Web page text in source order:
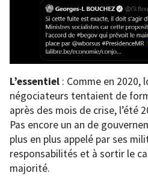
L’essentiel : Comme en 2020,
négociateurs tentaient de
après des mois de crise, l’été
Pas encore un an de
plus en plus appelé par ses
responsabilités et à sortir le
majorité.